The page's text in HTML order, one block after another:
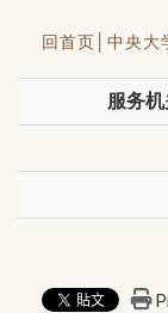
回首页│ 中央大
服务